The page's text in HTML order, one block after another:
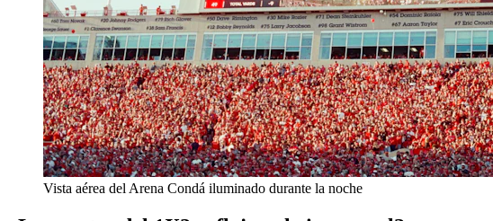
Vista aérea del Arena Condá iluminado durante la noche